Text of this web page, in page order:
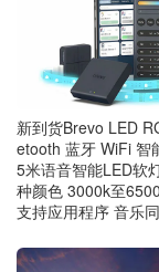
新到货Brevo LED
etooth 蓝牙 WiFi 智
5米语音智能LED软
种颜色 3000k至
支持应用程序 音乐